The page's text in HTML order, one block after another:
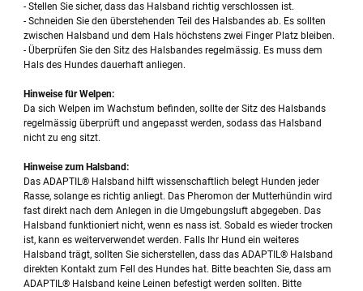
- Stellen Sie sicher, dass das Halsband richtig verschlossen ist.
- Schneiden Sie den überstehenden Teil des Halsbandes ab. Es sollten
zwischen Halsband und dem Hals höchstens zwei Finger Platz bleiben.
- Überprüfen Sie den Sitz des Halsbandes regelmässig. Es muss dem
Hals des Hundes dauerhaft anliegen.
Hinweise für Welpen:
Da sich Welpen im Wachstum befinden, sollte der Sitz des Halsbands
regelmässig überprüft und angepasst werden, sodass das Halsband
nicht zu eng sitzt.
Hinweise zum Halsband:
Das ADAPTIL® Halsband hilft wissenschaftlich belegt Hunden jeder
Rasse, solange es richtig anliegt. Das Pheromon der Mutterhündin wird
fast direkt nach dem Anlegen in die Umgebungsluft abgegeben. Das
Halsband funktioniert nicht, wenn es nass ist. Sobald es wieder trocken
ist, kann es weiterverwendet werden. Falls Ihr Hund ein weiteres
Halsband trägt, sollten Sie sicherstellen, dass das ADAPTIL® Halsband
direkten Kontakt zum Fell des Hundes hat. Bitte beachten Sie, dass am
ADAPTIL® Halsband keine Leinen befestigt werden sollten. Bitte